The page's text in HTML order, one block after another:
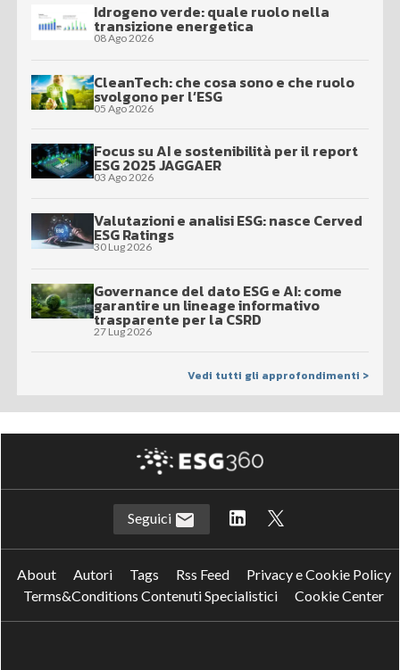
Idrogeno verde: quale ruolo nella
transizione energetica
08 Ago 2026
CleanTech: che cosa sono e che ruolo
svolgono per l’ESG
05 Ago 2026
Focus su AI e sostenibilità per il report
ESG 2025 JAGGAER
03 Ago 2026
Valutazioni e analisi ESG: nasce Cerved
ESG Ratings
30 Lug 2026
Governance del dato ESG e AI: come
garantire un lineage informativo
trasparente per la CSRD
27 Lug 2026
Vedi tutti gli approfondimenti >
Seguici
About Autori Tags Rss Feed
Privacy e Cookie Policy
Terms&Conditions Contenuti Specialistici
Cookie Center